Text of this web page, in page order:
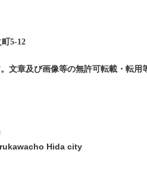
5-12
文章及び画像等の無許可転載・転用
Hida city